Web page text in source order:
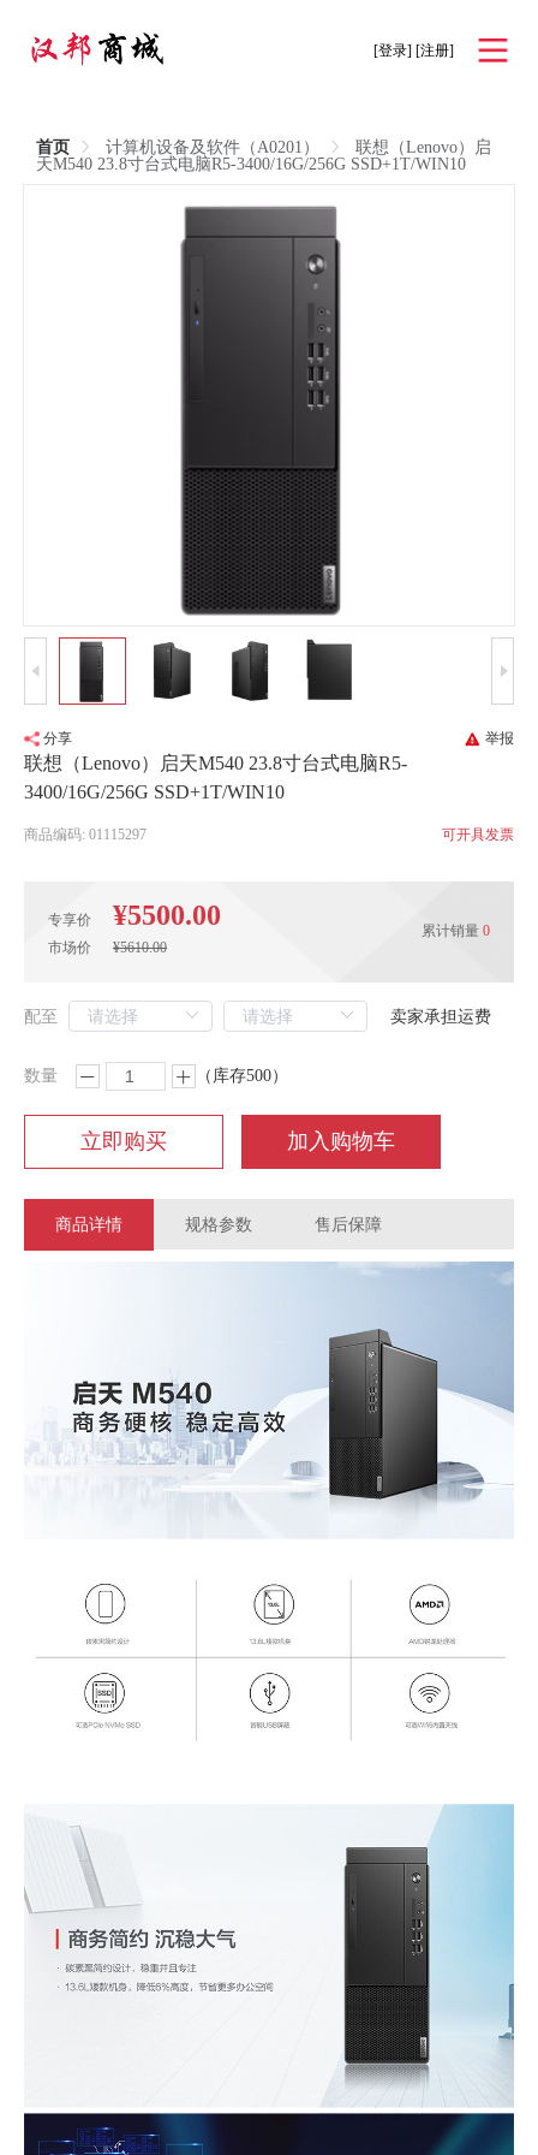
[登录] [注册]
首页 计算机设备及软件（A0201）
联想（Lenovo）启
天M540 23.8寸台式电脑R5-3400/16G/256G SSD+1T/WIN10
分享 举报
联想（Lenovo）启天M540 23.8寸台式电脑R5-
3400/16G/256G SSD+1T/WIN10
商品编码: 01115297 可开具发票
专享价 ¥5500.00
市场价 ¥5610.00
累计销量 0
配至 卖家承担运费
数量 （库存500）
立即购买 加入购物车
商品详情 规格参数 售后保障